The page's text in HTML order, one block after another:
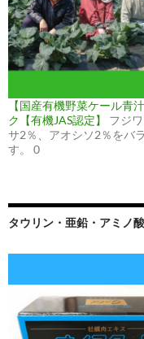
【国産有機野菜ケール青
ク【有機JAS認定】
フジ
サ2％、アオシソ2％をバ
す。 0
タウリン・亜鉛・アミノ